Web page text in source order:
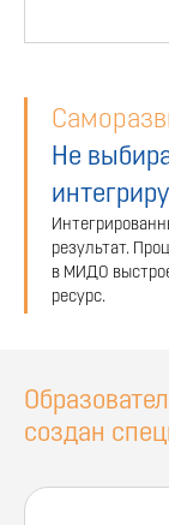
Не
результат.
в МИДО
ресурс.
создан